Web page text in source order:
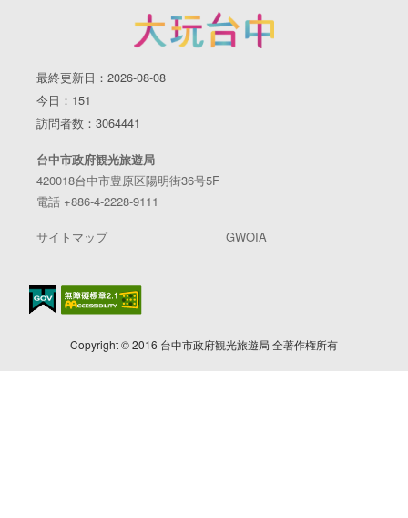
最終更新日：2026-08-08
今日：151
訪問者数：3064441
台中市政府観光旅遊局
420018台中市豊原区陽明街36号5F
電話 +886-4-2228-9111
サイトマップ GWOIA
Copyright © 2016 台中市政府観光旅遊局 全著作権所有